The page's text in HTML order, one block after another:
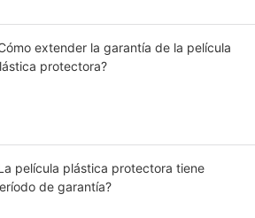
extender la garantía de la película
protectora?
película plástica protectora tiene
de garantía?